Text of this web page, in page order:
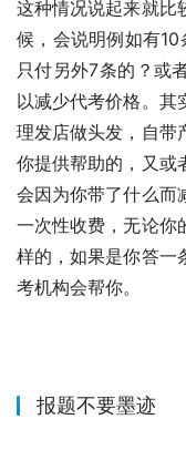
这种情况说起来就比
候，会说明例如有
只付另外7条的？或
以减少代考价格。其
理发店做头发，自带
你提供帮助的，又或
会因为你带了什么而
一次性收费，无论你
样的，如果是你答一
考机构会帮你。
报题不要墨迹